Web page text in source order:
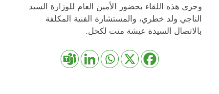
وجرى هذه اللقاء بحضور الأمين العام للوزارة السيد
الناجي ولد خطري، والمستشارة الفنية المكلفة
بالاتصال السيدة عيشة منت لكحل.